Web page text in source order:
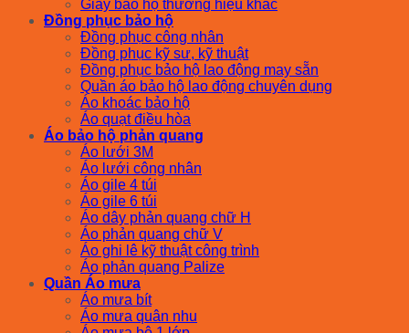
Giày bảo hộ thương hiệu khác
Đồng phục bảo hộ
Đồng phục công nhân
Đồng phục kỹ sư, kỹ thuật
Đồng phục bảo hộ lao động may sẵn
Quần áo bảo hộ lao động chuyên dụng
Áo khoác bảo hộ
Áo quạt điều hòa
Áo bảo hộ phản quang
Áo lưới 3M
Áo lưới công nhân
Áo gile 4 túi
Áo gile 6 túi
Áo dây phản quang chữ H
Áo phản quang chữ V
Áo ghi lê kỹ thuật công trình
Áo phản quang Palize
Quần Áo mưa
Áo mưa bít
Áo mưa quân nhu